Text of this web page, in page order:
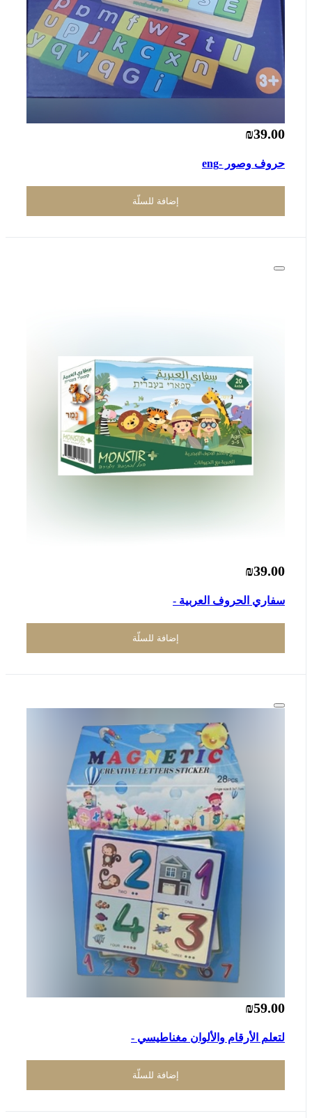
₪39.00
حروف وصور -eng
إضافة للسلّة
₪39.00
سفاري الحروف العربية -
إضافة للسلّة
₪59.00
لتعلم الأرقام والألوان مغناطيسي -
إضافة للسلّة